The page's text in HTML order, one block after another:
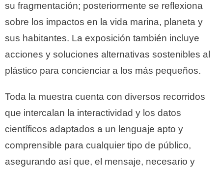
su fragmentación; posteriormente se reflexiona
sobre los impactos en la vida marina, planeta y
sus habitantes. La exposición también incluye
acciones y soluciones alternativas sostenibles al
plástico para concienciar a los más pequeños.
Toda la muestra cuenta con diversos recorridos
que intercalan la interactividad y los datos
científicos adaptados a un lenguaje apto y
comprensible para cualquier tipo de público,
asegurando así que, el mensaje, necesario y